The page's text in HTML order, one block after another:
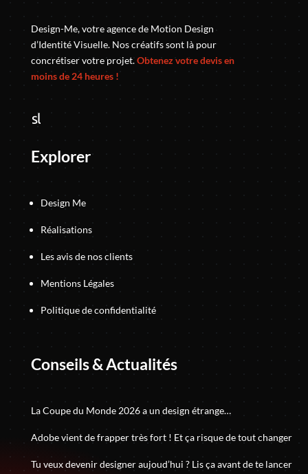
Design-Me, votre agence de Motion Design
d’Identité Visuelle. Nos créatifs sont là pour
concrétiser votre projet.Obtenez votre devis en
moins de 24 heures !
Explorer
Design Me
Réalisations
Les avis de nos clients
Mentions Légales
Politique de confidentialité
Conseils & Actualités
La Coupe du Monde 2026 a un design étrange…
Adobe vient de frapper très fort ! Et ça risque de tout changer
Tu veux devenir designer aujoud’hui ? Lis ça avant de te lancer